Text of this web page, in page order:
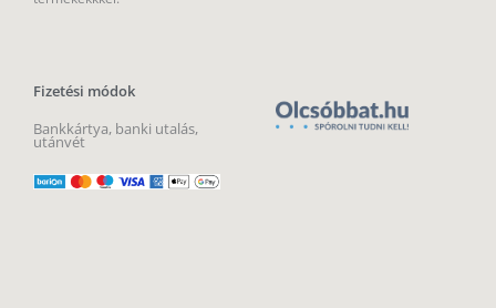
Fizetési módok
Bankkártya, banki utalás,
utánvét